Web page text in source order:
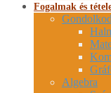
Fogalmak és
Algebra